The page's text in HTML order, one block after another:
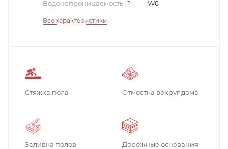
Водонепроницаемость ? — W6
Все характеристики
Стяжка пола Отмостка вокруг дома
Заливка полов
Дорожные основания